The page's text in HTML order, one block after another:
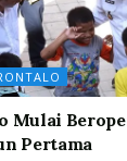
Mulai
Pertama